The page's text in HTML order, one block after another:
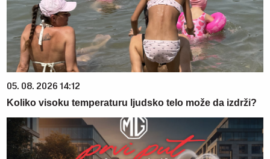
05. 08. 2026 14:12
Koliko visoku temperaturu ljudsko telo može da izdrži?